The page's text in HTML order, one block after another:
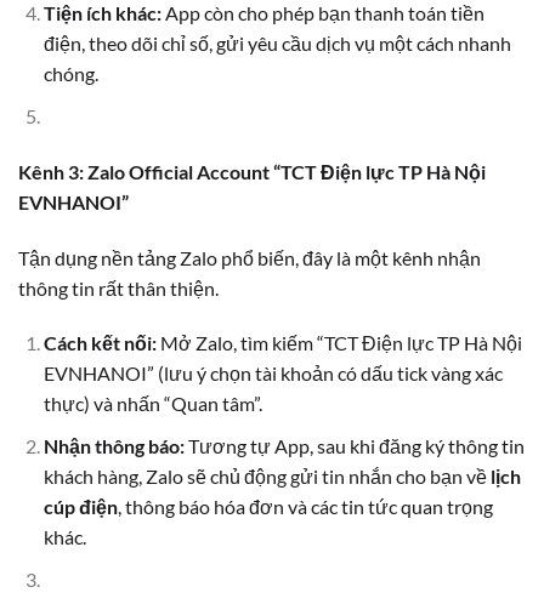
Tiện ích khác:App còn cho phép bạn thanh toán tiền
điện, theo dõi chỉ số, gửi yêu cầu dịch vụ một cách nhanh
chóng.
Kênh 3: Zalo Official Account “TCT Điện lực TP Hà Nội
EVNHANOI”
Tận dụng nền tảng Zalo phổ biến, đây là một kênh nhận
thông tin rất thân thiện.
Cách kết nối:Mở Zalo, tìm kiếm “TCT Điện lực TP Hà Nội
EVNHANOI” (lưu ý chọn tài khoản có dấu tick vàng xác
thực) và nhấn “Quan tâm”.
Nhận thông báo:Tương tự App, sau khi đăng ký thông tin
khách hàng, Zalo sẽ chủ động gửi tin nhắn cho bạn về lịch
cúp điện, thông báo hóa đơn và các tin tức quan trọng
khác.